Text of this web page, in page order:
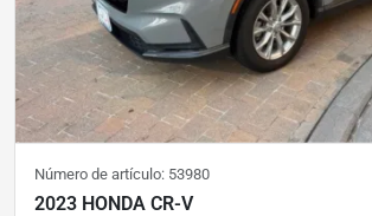
Número de artículo: 53980
2023 HONDA CR-V